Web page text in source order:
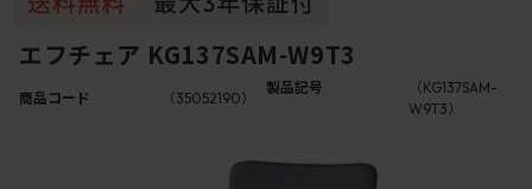
エフチェア KG137SAM-W9T3
商品コード （35052190）
製品記号
（KG137SAM-
W9T3）